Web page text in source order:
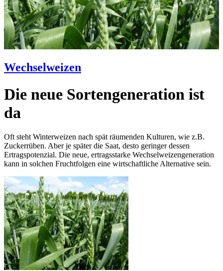
Wechselweizen
Die neue Sortengeneration ist
da
Oft steht Winterweizen nach spät räumenden Kulturen, wie z.B.
Zuckerrüben. Aber je später die Saat, desto geringer dessen
Ertragspotenzial. Die neue, ertragsstarke Wechselweizengeneration
kann in solchen Fruchtfolgen eine wirtschaftliche Alternative sein.